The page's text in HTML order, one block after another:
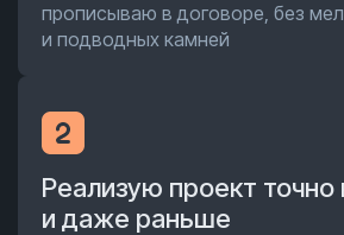
прописываю в договоре, без
и подводных камней
Реализую проект точно
и даже раньше